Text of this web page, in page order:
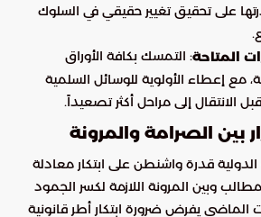
على تحقيق تغيير حقيقي في السلوك
المتاحة: التمسك بكافة الأوراق
مع إعطاء الأولوية للوسائل السلمية
الانتقال إلى مراحل أكثر تصعيداً.
بين الصرامة والمرونة
الدولية قدرة واشنطن على ابتكار معادلة
وبين المرونة اللازمة لكسر الجمود
الماضي يفرض ضرورة ابتكار أطر قانونية